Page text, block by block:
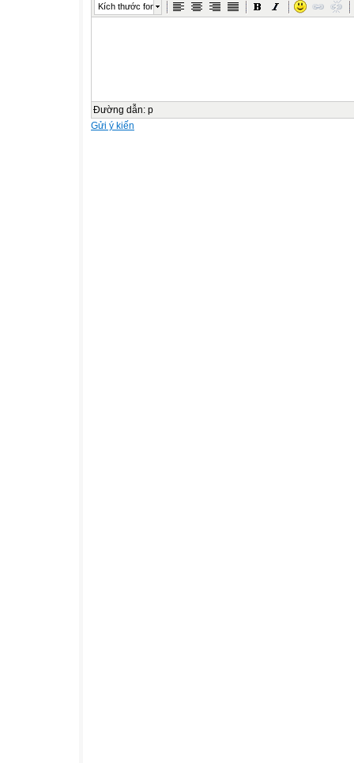
Kích thước font
Đường dẫn: p
Gửi ý kiến